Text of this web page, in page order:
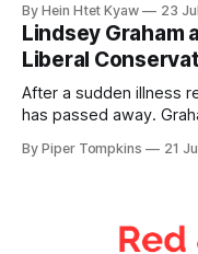
to Communist Party of
Burmese people
Aung San
By Hein Htet Kyaw 23
Lindsey Graham
Liberal
After a sudden illness
has passed away.
ideology that is
By Piper Tompkins 21